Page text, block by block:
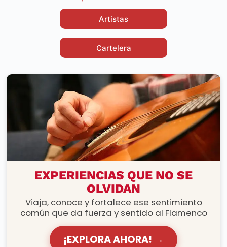
Artistas
Cartelera
RUTAS FLAMENCAS
EXPERIENCIAS QUE NO SE
OLVIDAN
Viaja, conoce y fortalece ese sentimiento
común que da fuerza y sentido al Flamenco
¡EXPLORA AHORA! →